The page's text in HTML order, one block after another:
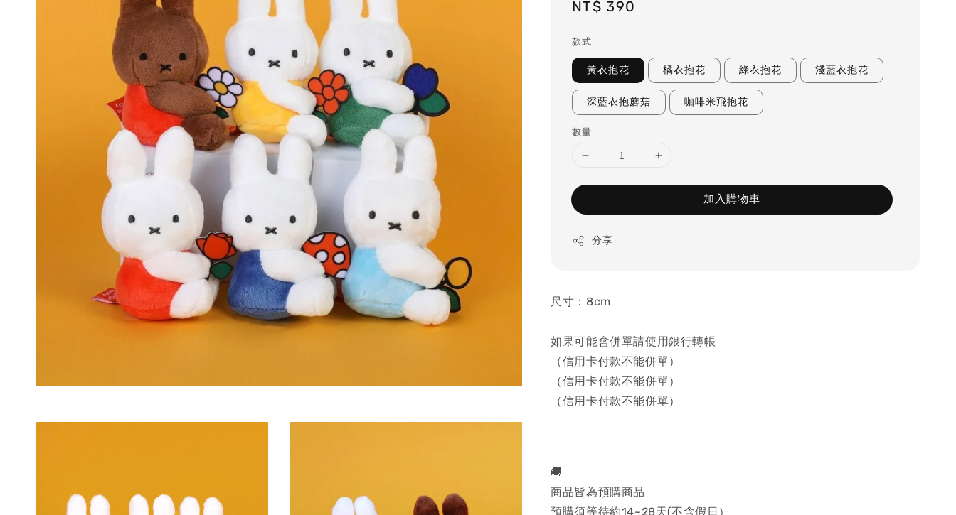
Regular
NT$ 390
款式
黃衣抱花 橘衣抱花 綠衣抱花 淺藍衣抱花
深藍衣抱蘑菇 咖啡米飛抱花
數量
加入購物車
分享
尺寸：8cm
如果可能會併單請使用銀行轉帳
（信用卡付款不能併單）
（信用卡付款不能併單）
（信用卡付款不能併單）
🚚
商品皆為預購商品
預購須等待約14~28天(不含假日）